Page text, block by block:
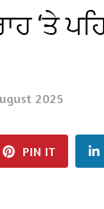
‘ਤੇ
2025
PIN IT